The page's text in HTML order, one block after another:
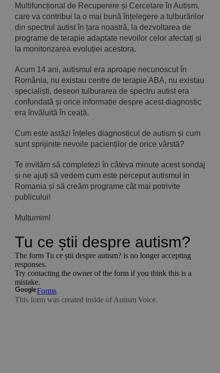
Magazin
Multifuncțional de Recuperere și Cercetare în Autism,
care va contribui la o mai bună înțelegere a tulburărilor
din spectrul autist în țara noastră, la dezvoltarea de
programe de terapie adaptate nevoilor celor afectați și
la monitorizarea evoluției acestora.
Acum 14 ani, autismul era aproape necunoscut în
România, nu existau centre de terapie ABA, nu existau
specialiști, deseori tulburarea de spectru autist era
confundată și orice informație despre acest diagnostic
era învăluită în ceață.
Cum este astăzi înțeles diagnosticul de autism și cum
sunt sprijinite nevoile pacienților de orice vârstă?
Te invităm să completezi în câteva minute acest sondaj
și ne ajuți să vedem cum este perceput autismul in
Romania și să creăm programe cât mai potrivite
publicului!
Mulțumim!